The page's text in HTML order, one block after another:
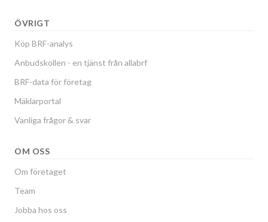
ÖVRIGT
Köp BRF-analys
Anbudskollen - en tjänst från allabrf
BRF-data för företag
Mäklarportal
Vanliga frågor & svar
OM OSS
Om företaget
Team
Jobba hos oss